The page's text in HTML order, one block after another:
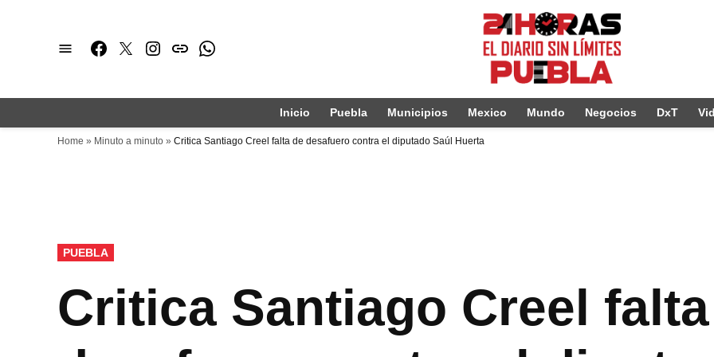
Facebook
TwitterInstagram
issuuWhatsapp
Inicio Puebla Municipios Mexico Mundo Negocios DxT
Home » Minuto a minuto » Critica Santiago Creel falta de desafuero contra el diputado Saúl Huerta
PUBLICADO
EN
PUEBLA
Critica Santiago Creel